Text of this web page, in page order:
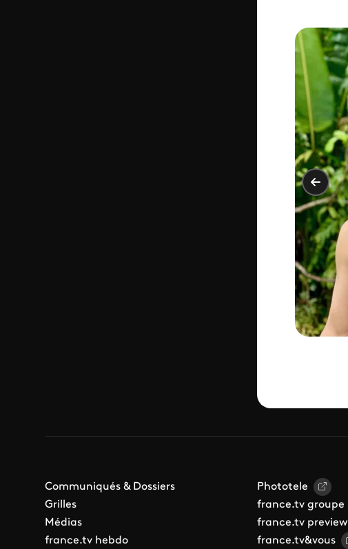
Communiqués & Dossiers
Grilles
Médias
france.tv hebdo
Phototele
france.tv groupe
france.tv preview
france.tv&vous